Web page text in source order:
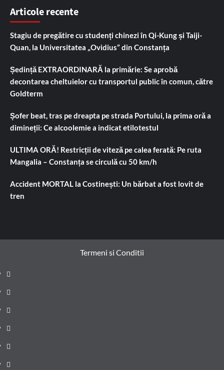
Articole recente
Stagiu de pregătire cu studenți chinezi în Qi-Kung și Taiji-
Quan, la Universitatea „Ovidius” din Constanța
Ședință EXTRAORDINARĂ la primărie: Se aprobă
decontarea cheltuielor cu transportul public în comun, către
Goldterm
Șofer beat, tras pe dreapta pe strada Portului, la prima oră a
dimineții: Ce alcoolemie a indicat etilotestul
ULTIMA ORĂ! Restricții de viteză pe calea ferată: Pe ruta
Mangalia – Constanța se circulă cu 50 km/h
Accident MORTAL la Costinești: Un bărbat a fost lovit de
tren
Termeni si Conditii
Prima
pagină
Știri
de
ultima
Administrație
locală
Actualitate
Justiție
Cultura